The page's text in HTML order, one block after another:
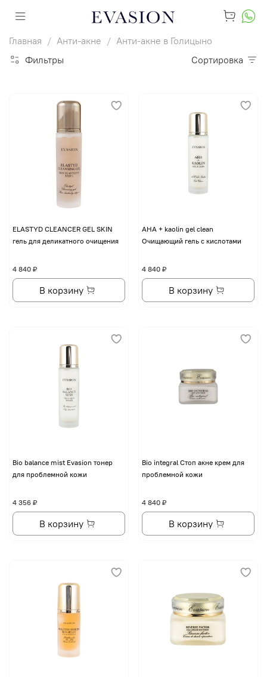
Главная Анти-акне
Анти-акне в Голицыно
Фильтры
Сортировка
ELASTYD CLEANCER GEL SKIN
гель для деликатного очищения
4 840 ₽
В корзину
AHA + kaolin gel clean
Очищающий гель с кислотами
4 840 ₽
В корзину
Bio balance mist Evasion тонер
для проблемной кожи
4 356 ₽
В корзину
Bio integral Стоп акне крем для
проблемной кожи
4 840 ₽
В корзину